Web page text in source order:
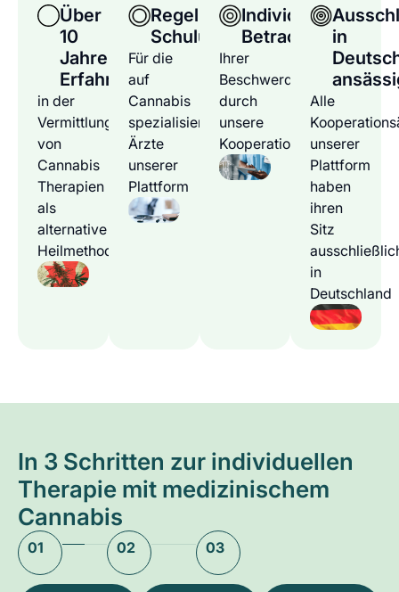
Über
10
Jahre
Erfahrung
in der
Vermittlung
von
Cannabis
Therapien
als
alternative
Heilmethode
Regelmäßige
Schulungen
Für die
auf
Cannabis
spezialisierten
Ärzte
unserer
Plattform
Individuelle
Betrachtung
Ihrer
Beschwerden
durch
unsere
Kooperationsärzte
in
Alle
unserer
Plattform
haben
ihren
Sitz
in
Deutschland
In 3 Schritten zur individuellen
Therapie mit medizinischem
Cannabis
01 02 03